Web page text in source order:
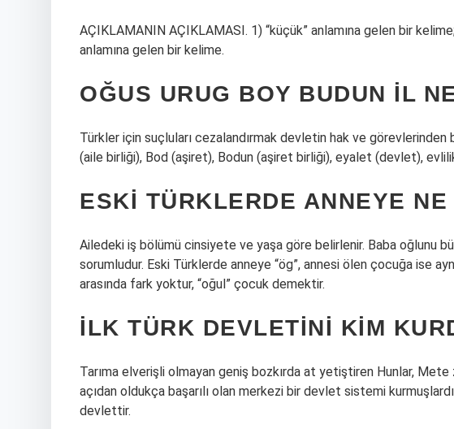
AÇIKLAMANIN AÇIKLAMASI. 1) “küçük” anlamına gelen bir
anlamına gelen bir kelime.
OĞUS URUG BOY BUDUN IL
Türkler için suçluları cezalandırmak devletin hak ve görevlerinden
(aile birliği), Bod (aşiret), Bodun (aşiret birliği), eyalet (devlet),
ESKI TÜRKLERDE ANNEYE NE
Ailedeki iş bölümü cinsiyete ve yaşa göre belirlenir. Baba oğlunu
sorumludur. Eski Türklerde anneye “ög”, annesi ölen çocuğa ise
arasında fark yoktur, “oğul” çocuk demektir.
İLK TÜRK DEVLETINI KIM
Tarıma elverişli olmayan geniş bozkırda at yetiştiren Hunlar,
açıdan oldukça başarılı olan merkezi bir devlet sistemi
devlettir.